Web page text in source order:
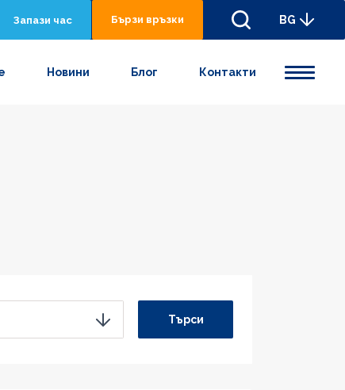
Запази час Бързи връзки BG
Новини Блог Контакти
Търси